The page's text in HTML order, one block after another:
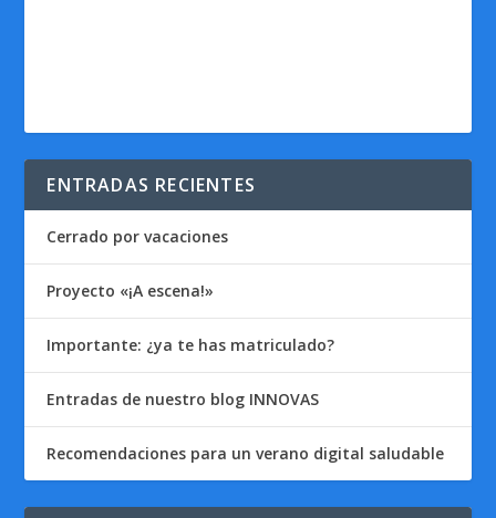
ENTRADAS RECIENTES
Cerrado por vacaciones
Proyecto «¡A escena!»
Importante: ¿ya te has matriculado?
Entradas de nuestro blog INNOVAS
Recomendaciones para un verano digital saludable